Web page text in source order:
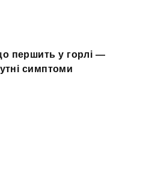
першить у горлі —
симптоми